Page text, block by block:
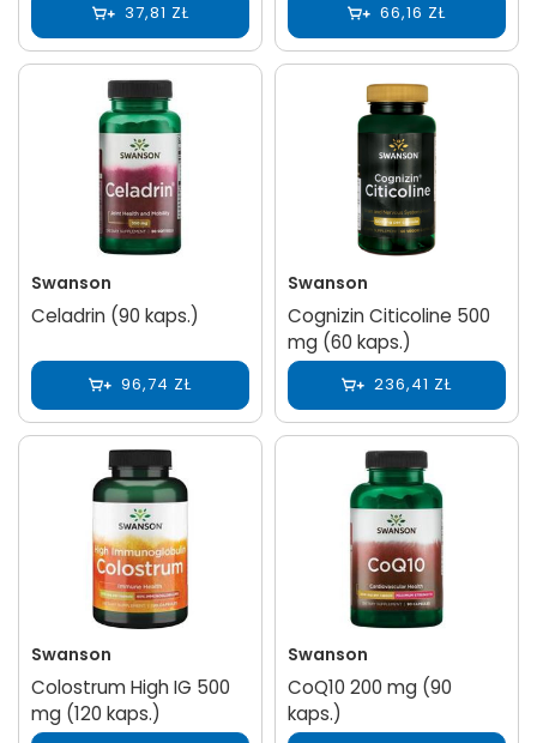
37,81 ZŁ 66,16 ZŁ
Swanson
Celadrin (90 kaps.)
96,74 ZŁ
Swanson
Cognizin Citicoline 500
mg (60 kaps.)
236,41 ZŁ
Swanson
Colostrum High IG 500
mg (120 kaps.)
Swanson
CoQ10 200 mg (90
kaps.)